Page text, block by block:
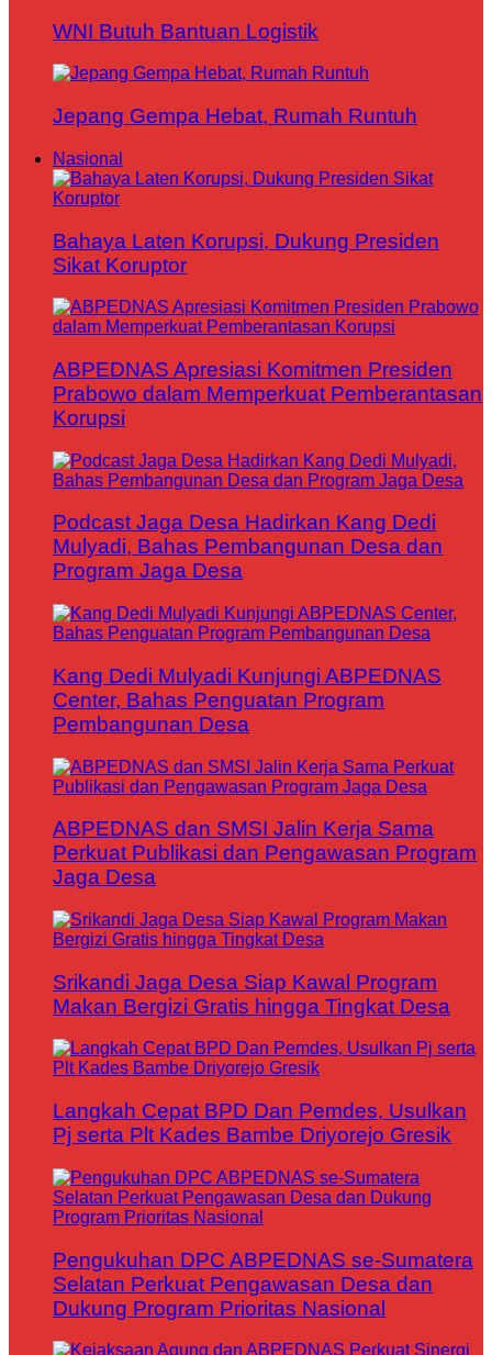
WNI Butuh Bantuan Logistik
Jepang Gempa Hebat, Rumah Runtuh
Nasional
Bahaya Laten Korupsi, Dukung Presiden
Sikat Koruptor
ABPEDNAS Apresiasi Komitmen Presiden
Prabowo dalam Memperkuat Pemberantasan
Korupsi
Podcast Jaga Desa Hadirkan Kang Dedi
Mulyadi, Bahas Pembangunan Desa dan
Program Jaga Desa
Kang Dedi Mulyadi Kunjungi ABPEDNAS
Center, Bahas Penguatan Program
Pembangunan Desa
ABPEDNAS dan SMSI Jalin Kerja Sama
Perkuat Publikasi dan Pengawasan Program
Jaga Desa
Srikandi Jaga Desa Siap Kawal Program
Makan Bergizi Gratis hingga Tingkat Desa
Langkah Cepat BPD Dan Pemdes, Usulkan
Pj serta Plt Kades Bambe Driyorejo Gresik
Pengukuhan DPC ABPEDNAS se-Sumatera
Selatan Perkuat Pengawasan Desa dan
Dukung Program Prioritas Nasional